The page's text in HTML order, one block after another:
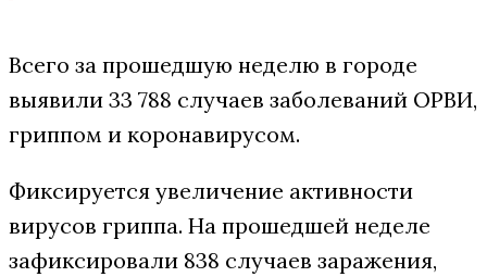
Всего за прошедшую неделю в городе
выявили 33 788 случаев заболеваний ОРВИ,
гриппом и коронавирусом.
Фиксируется увеличение активности
вирусов гриппа. На прошедшей неделе
зафиксировали 838 случаев заражения,